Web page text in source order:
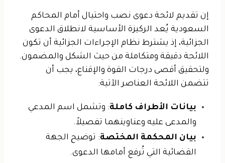
إن تقديم لائحة دعوى نصب واحتيال أمام المحاكم
السعودية يُعد الركيزة الأساسية لانطلاق الدعوى
الجزائية، إذ يشترط نظام الإجراءات الجزائية أن تكون
اللائحة دقيقة ومتكاملة من حيث الشكل والمضمون.
ولتحقيق أقصى درجات القوة والإقناع، يجب أن
تتضمن اللائحة العناصر الآتية:
بيانات الأطراف كاملة: وتشمل اسم المدعي
والمدعى عليه وعناوينهما تفصيلاً.
بيان المحكمة المختصة: توضيح الجهة
القضائية التي تُرفع أمامها الدعوى.